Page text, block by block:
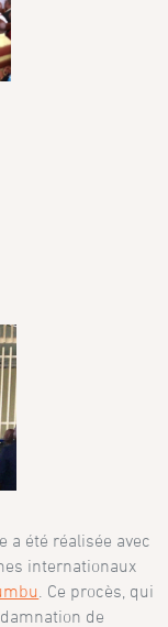
a été réalisée avec
internationaux
. Ce procès, qui
de